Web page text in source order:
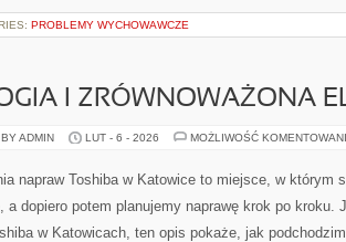
PROBLEMY WYCHOWAWCZE
I ZRÓWNOWAŻONA
ADMIN LUT - 6 - 2026 MOŻLIWOŚĆ
napraw Toshiba w Katowice to miejsce, w którym
a dopiero potem planujemy naprawę krok po kroku.
w Katowicach, ten opis pokaże, jak